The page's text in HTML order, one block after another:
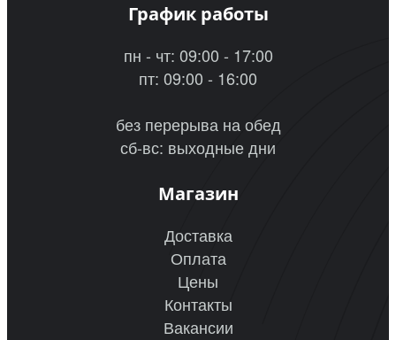
График работы
пн - чт: 09:00 - 17:00
пт: 09:00 - 16:00
без перерыва на обед
сб-вс: выходные дни
Магазин
Доставка
Оплата
Цены
Контакты
Вакансии